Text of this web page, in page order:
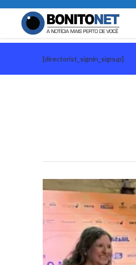
[directorist_signin_signup]